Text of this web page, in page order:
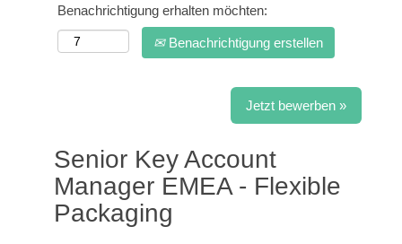
Benachrichtigung erhalten möchten:
Benachrichtigung erstellen
Jetzt bewerben »
Senior Key Account
Manager EMEA - Flexible
Packaging